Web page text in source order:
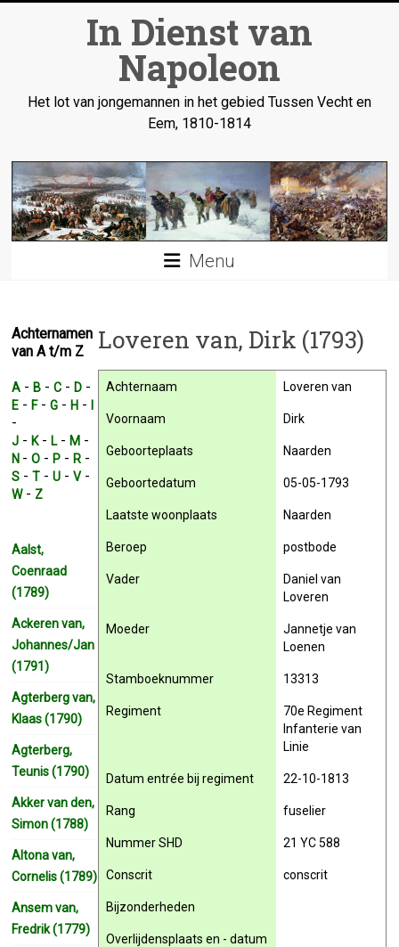
In Dienst van
Napoleon
Het lot van jongemannen in het gebied Tussen Vecht en
Eem, 1810-1814
Menu
Loveren van, Dirk (1793)
Achternaam Loveren van
Voornaam Dirk
Geboorteplaats Naarden
Geboortedatum 05-05-1793
Laatste woonplaats Naarden
Beroep postbode
Vader
Daniel van
Loveren
Moeder
Jannetje van
Loenen
Stamboeknummer 13313
Regiment
70e Regiment
Infanterie van
Linie
Datum entrée bij regiment 22-10-1813
Rang fuselier
Nummer SHD 21 YC 588
Conscrit conscrit
Bijzonderheden
Overlijdensplaats en - datum
Achternamen
van A t/m Z
A -B -C -D -
E -F-G -H -
-
J -K-L-M -
N -O -P -R -
S -T -U -V-
W- Z
Aalst,
Coenraad
(1789)
Ackeren van,
Johannes/Jan
(1791)
Agterberg van,
Klaas (1790)
Agterberg,
Teunis (1790)
Akker van den,
Simon (1788)
Altona van,
Cornelis (1789)
Ansem van,
Fredrik (1779)